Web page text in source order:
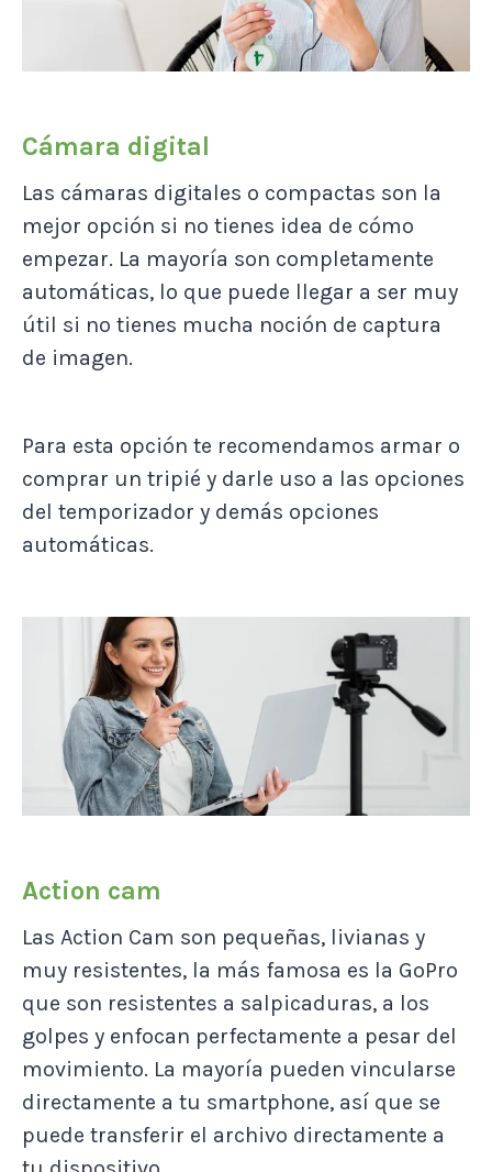
Cámara digital
Las cámaras digitales o compactas son la
mejor opción si no tienes idea de cómo
empezar. La mayoría son completamente
automáticas, lo que puede llegar a ser muy
útil si no tienes mucha noción de captura
de imagen.
Para esta opción te recomendamos armar o
comprar un tripié y darle uso a las opciones
del temporizador y demás opciones
automáticas.
Action cam
Las Action Cam son pequeñas, livianas y
muy resistentes, la más famosa es la GoPro
que son resistentes a salpicaduras, a los
golpes y enfocan perfectamente a pesar del
movimiento. La mayoría pueden vincularse
directamente a tu smartphone, así que se
puede transferir el archivo directamente a